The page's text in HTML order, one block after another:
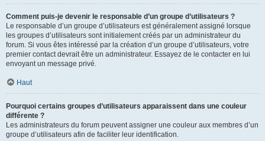
Comment puis-je devenir le responsable d’un groupe d’utilisateurs ?
Le responsable d’un groupe d’utilisateurs est généralement assigné lorsque
les groupes d’utilisateurs sont initialement créés par un administrateur du
forum. Si vous êtes intéressé par la création d’un groupe d’utilisateurs, votre
premier contact devrait être un administrateur. Essayez de le contacter en lui
envoyant un message privé.
Haut
Pourquoi certains groupes d’utilisateurs apparaissent dans une couleur
différente ?
Les administrateurs du forum peuvent assigner une couleur aux membres d’un
groupe d’utilisateurs afin de faciliter leur identification.